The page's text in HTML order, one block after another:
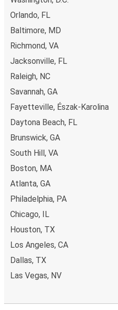
foglalást. Ha online vásárolsz
Florence, különböző
közül választhatsz, mint
Google és Apple Pay. Arra is
fizess.
Orlando, FL
Baltimore, MD
Richmond, VA
Jacksonville, FL
Raleigh, NC
Savannah, GA
Fayetteville, Észak-Karolina
Daytona Beach, FL
Brunswick, GA
South Hill, VA
Boston, MA
Atlanta, GA
Philadelphia, PA
Chicago, IL
Houston, TX
Los Angeles, CA
Dallas, TX
Las Vegas, NV